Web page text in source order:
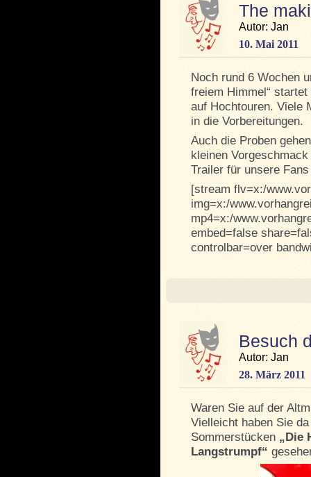
The
Autor: Jan
10. Mai 2011
Noch rund 6 Wochen
freiem Himmel“
auf Hochtouren. Viele
in die Vorbereitungen.
Auch die Proben
kleinen
Trailer für unsere
[stream flv=x:/
img=x:/
mp4=x:/
embed=false
controlbar=over
Besuch
Autor: Jan
28. März 2011
Waren Sie auf der
Vielleicht haben Sie
Sommerstücken „Die
Langstrumpf“